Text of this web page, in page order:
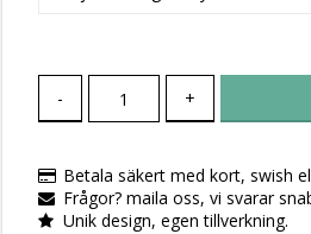
- +
Betala säkert med kort, swish
Frågor? maila oss, vi svarar
Unik design, egen tillverkning.